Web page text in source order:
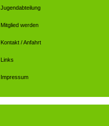
Jugendabteilung
Mitglied werden
Kontakt / Anfahrt
Links
Impressum